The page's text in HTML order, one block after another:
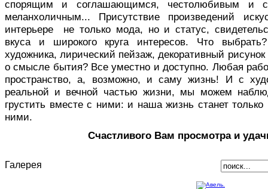
спорящим и соглашающимся, честолюбивым и
меланхоличным... Присутствие произведений
интерьере не только мода, но и статус,
вкуса и широкого круга интересов. Что
художника, лирический пейзаж, декоративный
о смысле бытия? Все уместно и доступно. Любая
пространство, а, возможно, и саму жизнь! И с
реальной и вечной частью жизни, мы можем
грустить вместе с ними: и наша жизнь станет только
ними.
Счастливого Вам просмотра и
Галерея